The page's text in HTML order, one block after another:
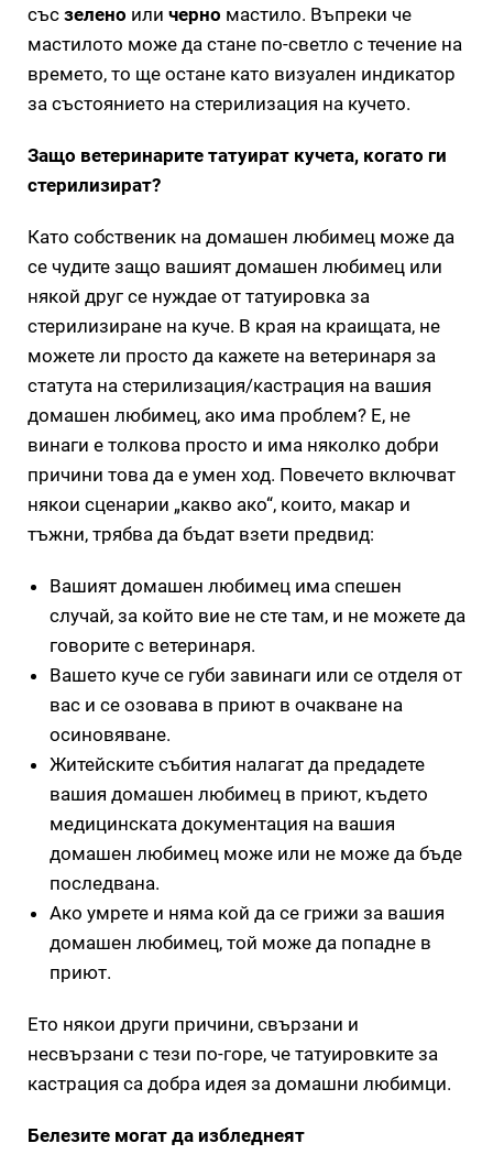
със зелено или черно мастило. Въпреки че
мастилото може да стане по-светло с течение на
времето, то ще остане като визуален индикатор
за състоянието на стерилизация на кучето.
Защо ветеринарите татуират кучета, когато ги
стерилизират?
Като собственик на домашен любимец може да
се чудите защо вашият домашен любимец или
някой друг се нуждае от татуировка за
стерилизиране на куче. В края на краищата, не
можете ли просто да кажете на ветеринаря за
статута на стерилизация/кастрация на вашия
домашен любимец, ако има проблем? Е, не
винаги е толкова просто и има няколко добри
причини това да е умен ход. Повечето включват
някои сценарии „какво ако“, които, макар и
тъжни, трябва да бъдат взети предвид:
Вашият домашен любимец има спешен
случай, за който вие не сте там, и не можете да
говорите с ветеринаря.
Вашето куче се губи завинаги или се отделя от
вас и се озовава в приют в очакване на
осиновяване.
Житейските събития налагат да предадете
вашия домашен любимец в приют, където
медицинската документация на вашия
домашен любимец може или не може да бъде
последвана.
Ако умрете и няма кой да се грижи за вашия
домашен любимец, той може да попадне в
приют.
Ето някои други причини, свързани и
несвързани с тези по-горе, че татуировките за
кастрация са добра идея за домашни любимци.
Белезите могат да избледнеят